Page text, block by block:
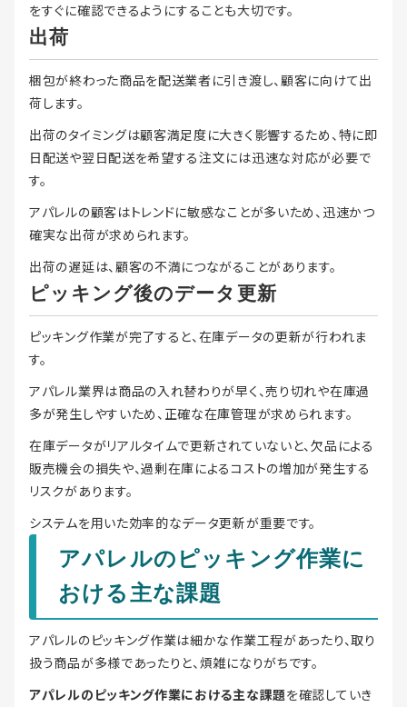
をすぐに確認できるようにすることも大切です。
出荷
梱包が終わった商品を配送業者に引き渡し、顧客に向けて出
荷します。
出荷のタイミングは顧客満足度に大きく影響するため、特に即
日配送や翌日配送を希望する注文には迅速な対応が必要で
す。
アパレルの顧客はトレンドに敏感なことが多いため、迅速かつ
確実な出荷が求められます。
出荷の遅延は、顧客の不満につながることがあります。
ピッキング後のデータ更新
ピッキング作業が完了すると、在庫データの更新が行われま
す。
アパレル業界は商品の入れ替わりが早く、売り切れや在庫過
多が発生しやすいため、正確な在庫管理が求められます。
在庫データがリアルタイムで更新されていないと、欠品による
販売機会の損失や、過剰在庫によるコストの増加が発生する
リスクがあります。
システムを用いた効率的なデータ更新が重要です。
アパレルのピッキング作業に
おける主な課題
アパレルのピッキング作業は細かな作業工程があったり、取り
扱う商品が多様であったりと、煩雑になりがちです。
アパレルのピッキング作業における主な課題を確認していき